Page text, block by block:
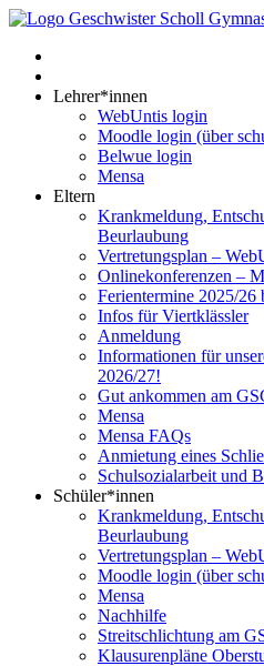
Lehrer*innen
WebUntis login
Moodle login (über
Belwue login
Mensa
Eltern
Krankmeldung,
Beurlaubung
Vertretungsplan –
Onlinekonferenzen –
Ferientermine 2025/26
Infos für Viertklässler
Anmeldung
Informationen für
2026/27!
Gut ankommen am
Mensa
Mensa FAQs
Anmietung eines
Schulsozialarbeit und
Schüler*innen
Krankmeldung,
Beurlaubung
Vertretungsplan –
Moodle login (über
Mensa
Nachhilfe
Streitschlichtung am
Klausurenpläne